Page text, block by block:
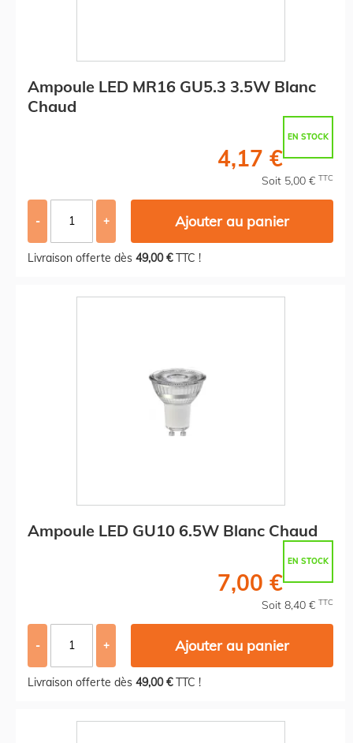
Ampoule LED MR16 GU5.3 3.5W Blanc
Chaud
EN STOCK
4,17 €
Soit 5,00 € TTC
- + Ajouter au panier
Livraison offerte dès 49,00 €TTC !
Ampoule LED GU10 6.5W Blanc Chaud
EN STOCK
7,00 €
Soit 8,40 € TTC
- + Ajouter au panier
Livraison offerte dès 49,00 €TTC !